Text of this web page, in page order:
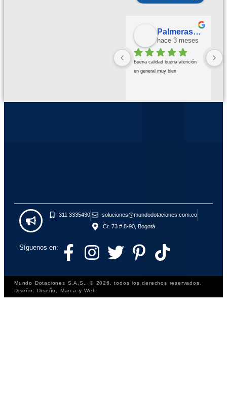
Palmeras Doradas
hace 3 meses
Buena calidad buena atención
en general muy bien
311 3335430
soluciones@mundodotaciones.com.co
Cr. 73 # 8-90, Bogotá
Síguenos en:
Mundo Dotaciones S.A.S., © 2026, todos los derechos reservados.
Diseño: Diseño, Marca y Web